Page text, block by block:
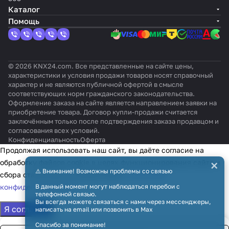
Каталог
Помощь
© 2026 KNX24.com. Все представленные на сайте цены,
характеристики и условия продажи товаров носят справочный
характер и не являются публичной офертой в смысле
соответствующих норм гражданского законодательства.
Оформление заказа на сайте является направлением заявки на
приобретение товара. Договор купли-продажи считается
заключённым только после подтверждения заказа продавцом и
согласования всех условий.
КонфиденциальностьОферта
⚠️ Внимание! Возможны проблемы со связью
В данный момент могут наблюдаться перебои с
телефонной связью.
Вы всегда можете связаться с нами через мессенджеры,
написать на email или позвонить в Max
Спасибо за понимание!
×
Продолжая использовать наш сайт, вы даёте согласие на
обработку файлов cookie в целях функционирования сайта и
сбора статистики в соответствии сполитикой
конфиденциальности
Я согласен